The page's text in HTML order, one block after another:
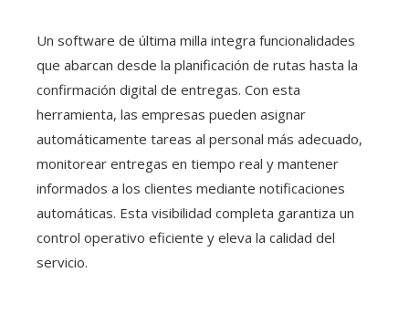
Un software de última milla integra funcionalidades
que abarcan desde la planificación de rutas hasta la
confirmación digital de entregas. Con esta
herramienta, las empresas pueden asignar
automáticamente tareas al personal más adecuado,
monitorear entregas en tiempo real y mantener
informados a los clientes mediante notificaciones
automáticas. Esta visibilidad completa garantiza un
control operativo eficiente y eleva la calidad del
servicio.